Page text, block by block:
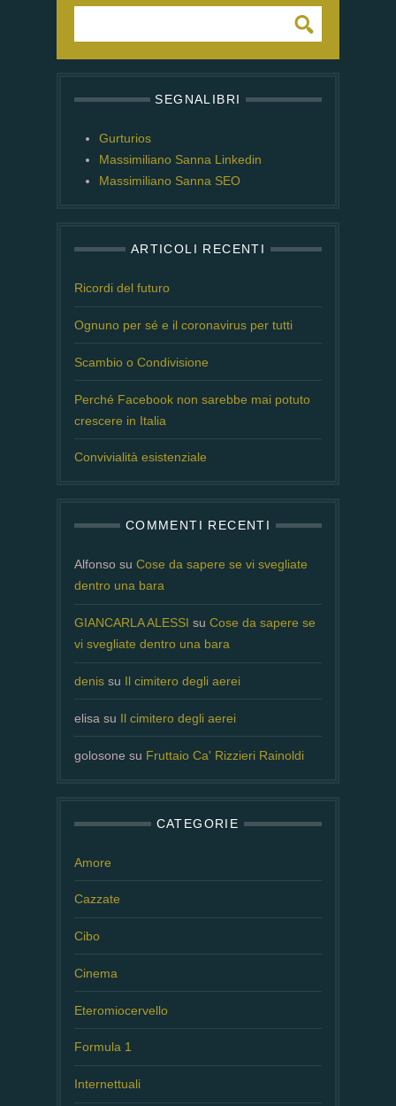
SEGNALIBRI
Gurturios
Massimiliano Sanna Linkedin
Massimiliano Sanna SEO
ARTICOLI RECENTI
Ricordi del futuro
Ognuno per sé e il coronavirus per tutti
Scambio o Condivisione
Perché Facebook non sarebbe mai potuto
crescere in Italia
Convivialità esistenziale
COMMENTI RECENTI
Alfonso su Cose da sapere se vi svegliate
dentro una bara
GIANCARLA ALESSI su Cose da sapere se
vi svegliate dentro una bara
denis su Il cimitero degli aerei
elisa su Il cimitero degli aerei
golosone su Fruttaio Ca' Rizzieri Rainoldi
CATEGORIE
Amore
Cazzate
Cibo
Cinema
Eteromiocervello
Formula 1
Internettuali